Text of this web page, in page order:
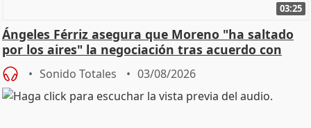
03:25
Ángeles Férriz asegura que Moreno "ha saltado
por los aires" la negociación tras acuerdo con
SMA
Sonido Totales 03/08/2026